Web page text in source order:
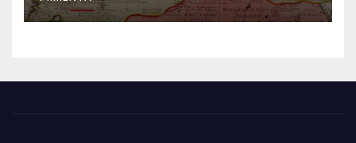
ABORÍGENES CANARIOS.